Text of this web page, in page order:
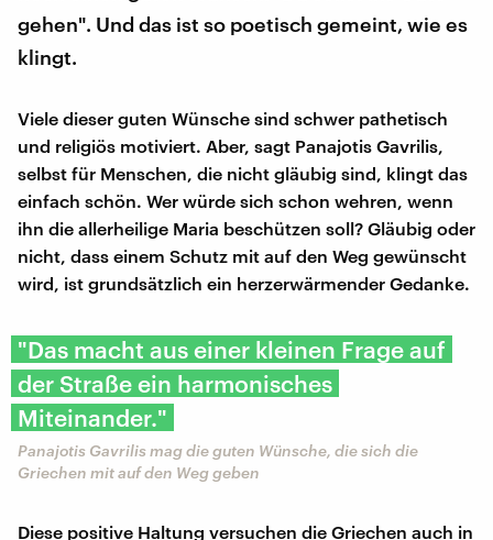
gehen". Und das ist so poetisch gemeint, wie es
klingt.
Viele dieser guten Wünsche sind schwer pathetisch
und religiös motiviert. Aber, sagt Panajotis Gavrilis,
selbst für Menschen, die nicht gläubig sind, klingt das
einfach schön. Wer würde sich schon wehren, wenn
ihn die allerheilige Maria beschützen soll? Gläubig oder
nicht, dass einem Schutz mit auf den Weg gewünscht
wird, ist grundsätzlich ein herzerwärmender Gedanke.
"Das macht aus einer kleinen Frage auf
der Straße ein harmonisches
Miteinander."
Panajotis Gavrilis mag die guten Wünsche, die sich die
Griechen mit auf den Weg geben
Diese positive Haltung versuchen die Griechen auch in